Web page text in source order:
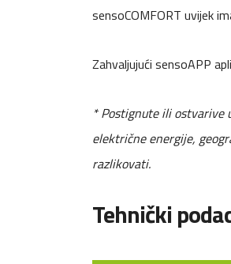
sensoCOMFORT uvijek
Zahvaljujući sensoAPP
* Postignute ili ostvarive
električne energije,
razlikovati.
Tehnički